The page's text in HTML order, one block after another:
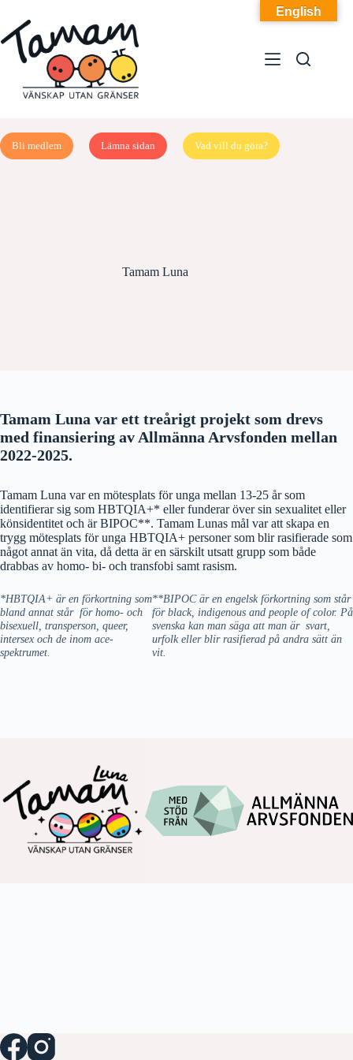
innehåll
Bli medlem Lämna sidan Vad vill du göra?
Tamam Luna
Tamam Luna var ett treårigt projekt som drevs
med finansiering av Allmänna Arvsfonden mellan
2022-2025.
Tamam Luna var en mötesplats för unga mellan 13-25 år som
identifierar sig som HBTQIA+* eller funderar över sin sexualitet eller
könsidentitet och är BIPOC**. Tamam Lunas mål var att skapa en
trygg mötesplats för unga HBTQIA+ personer som blir rasifierade som
något annat än vita, då detta är en särskilt utsatt grupp som både
drabbas av homo- bi- och transfobi samt rasism.
*HBTQIA+ är en förkortning som
bland annat står för homo- och
bisexuell, transperson, queer,
intersex och de inom ace-
spektrumet.
**BIPOC är en engelsk förkortning som står
för black, indigenous and people of color. På
svenska kan man säga att man är svart,
urfolk eller blir rasifierad på andra sätt än
vit.
English